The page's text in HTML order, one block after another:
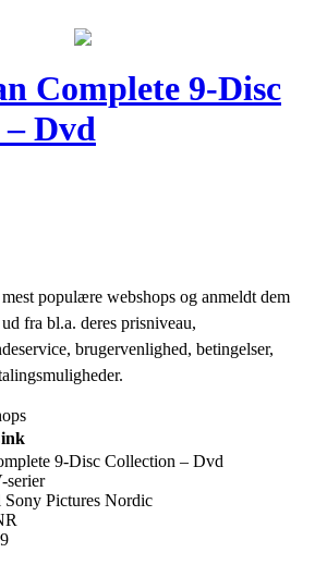
Complete 9-Disc
Dvd
populære webshops og anmeldt dem
fra bl.a. deres prisniveau,
brugervenlighed, betingelser,
9-Disc Collection – Dvd
serier
Sony Pictures Nordic